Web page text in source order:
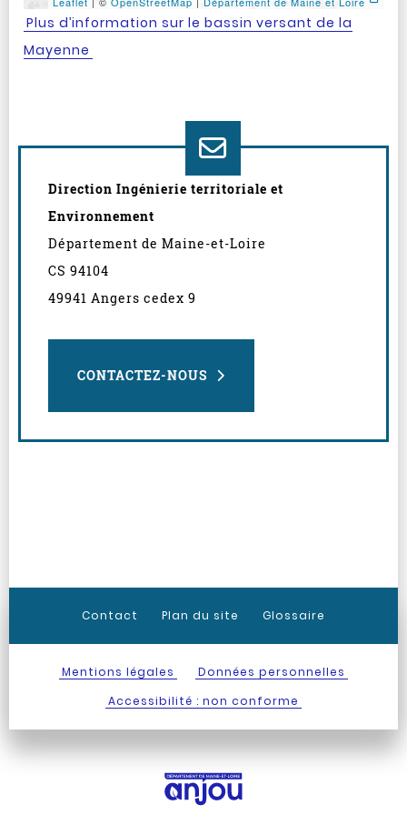
Direction Ingénierie territoriale et
Environnement
Département de Maine-et-Loire
CS 94104
49941 Angers cedex 9
CONTACTEZ-NOUS
Aller avant la carte
Plus d’information sur le bassin versant de la
Mayenne
Contact Plan du site Glossaire
Mentions légales
Données personnelles
Accessibilité : non conforme